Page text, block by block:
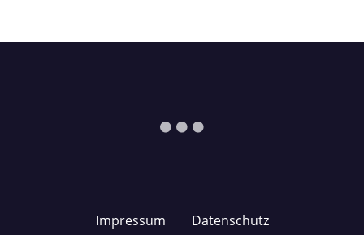
Impressum Datenschutz